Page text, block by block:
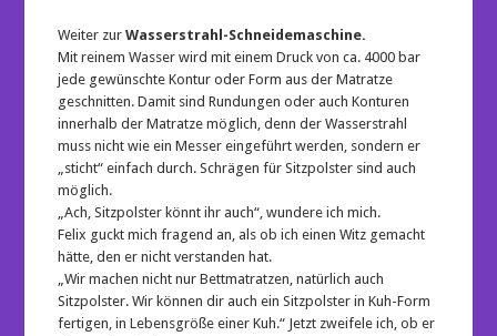
Weiter zurWasserstrahl-Schneidemaschine.
Mit reinem Wasser wird mit einem Druck von ca. 4000 bar
jede gewünschte Kontur oder Form aus der Matratze
geschnitten. Damit sind Rundungen oder auch Konturen
innerhalb der Matratze möglich, denn der Wasserstrahl
muss nicht wie ein Messer eingeführt werden, sondern er
„sticht“ einfach durch. Schrägen für Sitzpolster sind auch
möglich.
„Ach, Sitzpolster könnt ihr auch“, wundere ich mich.
Felix guckt mich fragend an, als ob ich einen Witz gemacht
hätte, den er nicht verstanden hat.
„Wir machen nicht nur Bettmatratzen, natürlich auch
Sitzpolster. Wir können dir auch ein Sitzpolster in Kuh-Form
fertigen, in Lebensgröße einer Kuh.“ Jetzt zweifele ich, ob er